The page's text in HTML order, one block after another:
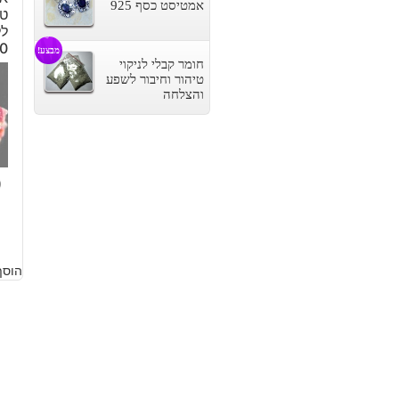
אמטיסט כסף 925
חומר קבלי לניקוי
טיהור וחיבור לשפע
והצלחה
מבצע!